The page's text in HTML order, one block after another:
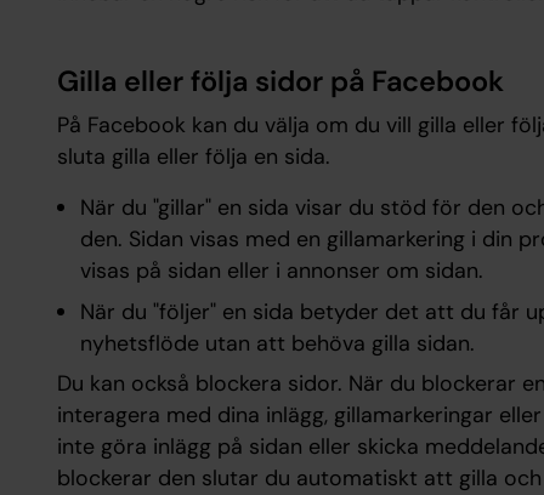
Gilla eller följa sidor på Facebook
På Facebook kan du välja om du vill gilla eller
sluta gilla eller följa en sida.
När du "gillar" en sida visar du stöd för den
den. Sidan visas med en gillamarkering i din
visas på sidan eller i annonser om sidan.
När du "följer" en sida betyder det att du får
nyhetsflöde utan att behöva gilla sidan.
Du kan också blockera sidor. När du blockerar
interagera med dina inlägg, gillamarkeringar
inte göra inlägg på sidan eller skicka
blockerar den slutar du automatiskt att gilla